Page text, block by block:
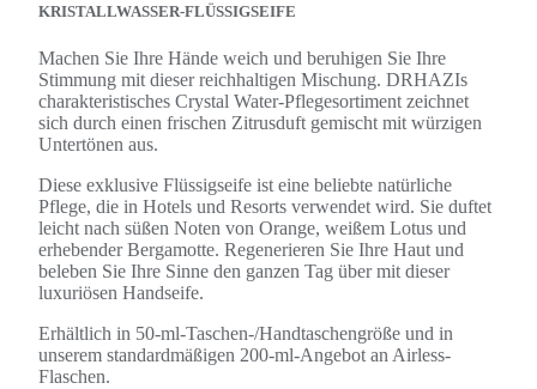
KRISTALLWASSER-FLÜSSIGSEIFE
Machen Sie Ihre Hände weich und beruhigen Sie Ihre
Stimmung mit dieser reichhaltigen Mischung. DRHAZIs
charakteristisches Crystal Water-Pflegesortiment zeichnet
sich durch einen frischen Zitrusduft gemischt mit würzigen
Untertönen aus.
Diese exklusive Flüssigseife ist eine beliebte natürliche
Pflege, die in Hotels und Resorts verwendet wird. Sie duftet
leicht nach süßen Noten von Orange, weißem Lotus und
erhebender Bergamotte. Regenerieren Sie Ihre Haut und
beleben Sie Ihre Sinne den ganzen Tag über mit dieser
luxuriösen Handseife.
Erhältlich in 50-ml-Taschen-/Handtaschengröße und in
unserem standardmäßigen 200-ml-Angebot an Airless-
Flaschen.